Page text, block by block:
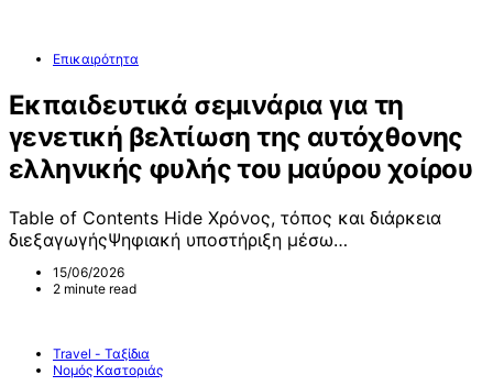
Επικαιρότητα
Εκπαιδευτικά σεμινάρια για τη
γενετική βελτίωση της αυτόχθονης
ελληνικής φυλής του μαύρου χοίρου
Table of Contents Hide Χρόνος, τόπος και διάρκεια
διεξαγωγήςΨηφιακή υποστήριξη μέσω…
15/06/2026
2 minute read
Travel - Ταξίδια
Νομός Καστοριάς